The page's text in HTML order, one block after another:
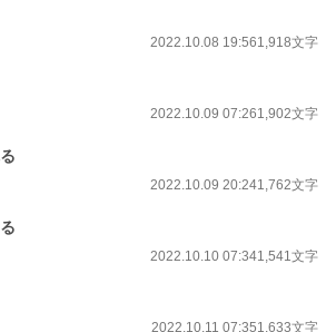
2022.10.08 19:561,918文字
2022.10.09 07:261,902文字
2022.10.09 20:241,762文字
2022.10.10 07:341,541文字
2022.10.11 07:351,633文字